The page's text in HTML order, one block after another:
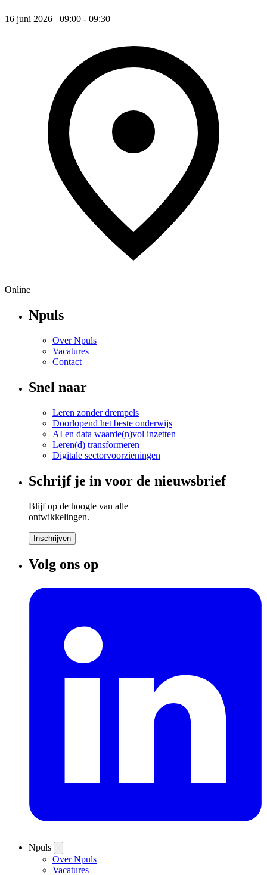
16 juni 2026 09:00 - 09:30
Online
Npuls
Over Npuls
Vacatures
Contact
Snel naar
Leren zonder drempels
Doorlopend het beste onderwijs
AI en data waarde(n)vol inzetten
Leren(d) transformeren
Digitale sectorvoorzieningen
Schrijf je in voor de nieuwsbrief
Blijf op de hoogte van alle
ontwikkelingen.
Inschrijven
Volg ons op
Npuls
Over Npuls
Vacatures